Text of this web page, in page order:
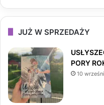
a
b
JUŻ W SPRZEDAŻY
PORY
10